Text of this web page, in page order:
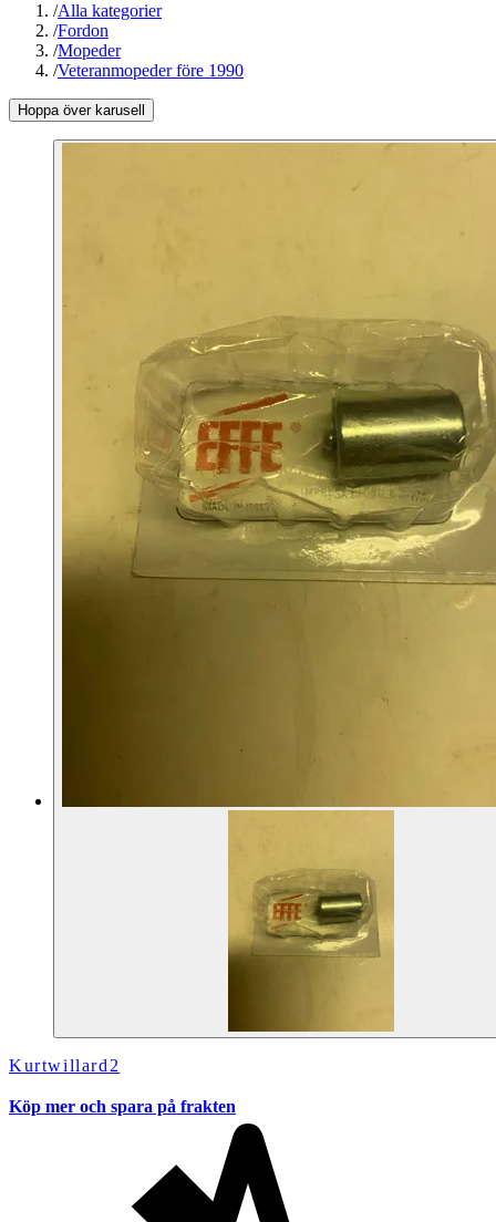
/Alla kategorier
/Fordon
/Mopeder
/Veteranmopeder före 1990
Hoppa över karusell
Kurtwillard2
Köp mer och spara på frakten